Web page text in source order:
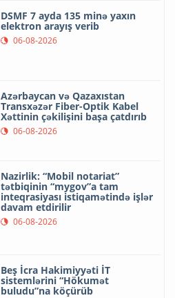
DSMF 7 ayda 135 minə yaxın
elektron arayış verib
06-08-2026
Azərbaycan və Qazaxıstan
Transxəzər Fiber-Optik Kabel
Xəttinin çəkilişini başa çatdırıb
06-08-2026
Nazirlik: “Mobil notariat”
tətbiqinin “mygov”a tam
inteqrasiyası istiqamətində işlər
davam etdirilir
06-08-2026
Beş İcra Hakimiyyəti İT
sistemlərini “Hökumət
buludu”na köçürüb